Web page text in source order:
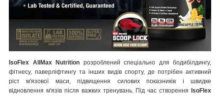
IsoFlex AllMax Nutrition розроблений спеціально для бодибілдингу,
фітнесу, паверліфтингу та інших видів спорту, де потрібен активний
ріст м'язової маси, підвищення силових показників і швидке
відновлення м'язів після важких тренувань. Під час створення
IsoFlex